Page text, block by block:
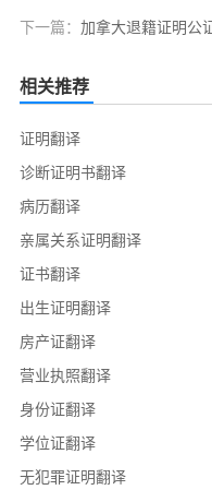
下一篇： 加拿大退籍证明公
相关推荐
证明翻译
诊断证明书翻译
病历翻译
亲属关系证明翻译
证书翻译
出生证明翻译
房产证翻译
营业执照翻译
身份证翻译
学位证翻译
无犯罪证明翻译